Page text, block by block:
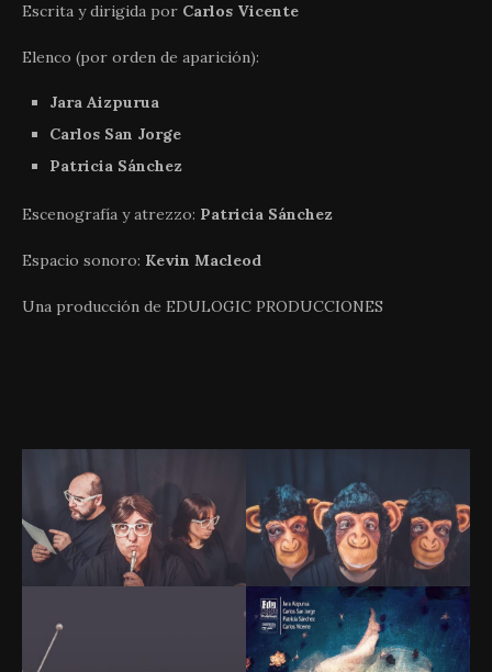
Escrita y dirigida por Carlos Vicente
Elenco (por orden de aparición):
Jara Aizpurua
Carlos San Jorge
Patricia Sánchez
​Escenografía y atrezzo: Patricia Sánchez
Espacio sonoro: Kevin Macleod
Una producción de EDULOGIC PRODUCCIONES